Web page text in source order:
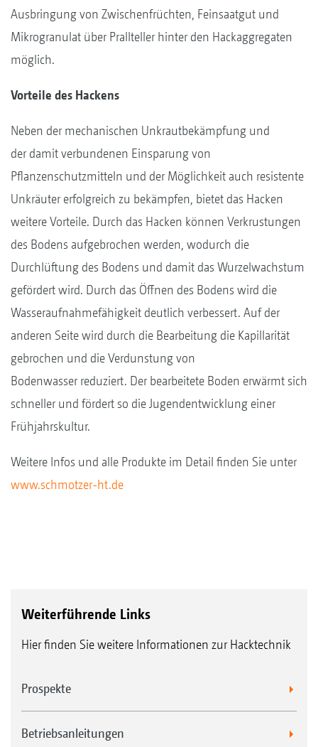
Ausbringung von Zwischenfrüchten, Feinsaatgut und
Mikrogranulat über Prallteller hinter den Hackaggregaten
möglich.
Vorteile des Hackens
Neben der mechanischen Unkrautbekämpfung und
der damit verbundenen Einsparung von
Pflanzenschutzmitteln und der Möglichkeit auch resistente
Unkräuter erfolgreich zu bekämpfen, bietet das Hacken
weitere Vorteile. Durch das Hacken können Verkrustungen
des Bodens aufgebrochen werden, wodurch die
Durchlüftung des Bodens und damit das Wurzelwachstum
gefördert wird. Durch das Öffnen des Bodens wird die
Wasseraufnahmefähigkeit deutlich verbessert. Auf der
anderen Seite wird durch die Bearbeitung die Kapillarität
gebrochen und die Verdunstung von
Bodenwasser reduziert. Der bearbeitete Boden erwärmt sich
schneller und fördert so die Jugendentwicklung einer
Frühjahrskultur.
Weitere Infos und alle Produkte im Detail finden Sie unter
www.schmotzer-ht.de
Weiterführende Links
Hier finden Sie weitere Informationen zur Hacktechnik
Prospekte
Betriebsanleitungen